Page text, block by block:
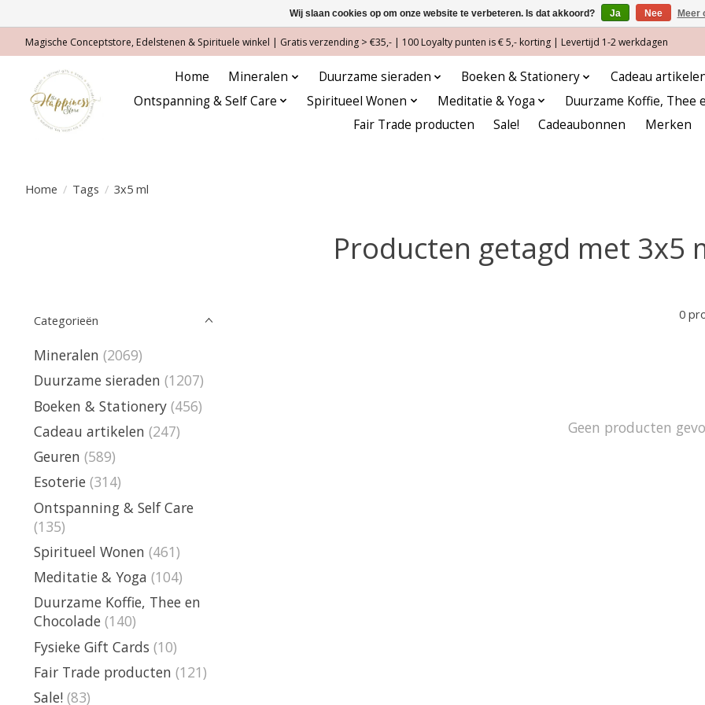
Magische Conceptstore, Edelstenen & Spirituele winkel | Gratis verzending > €35,- | 100 Loyalty punten is € 5,- korting | Levertijd 1-2 werkdagen
Home Mineralen Duurzame sieraden Boeken & Stationery Cadeau
Ontspanning & Self Care
Spiritueel Wonen Meditatie & Yoga Duurzame Koffie, Thee
Fair Trade producten
Sale! Cadeaubonnen Merken
Home / Tags / 3x5 ml
Producten getagd met 3x5
Categorieën
Mineralen (2069)
Duurzame sieraden (1207)
Boeken & Stationery (456)
Cadeau artikelen (247)
Geuren (589)
Esoterie (314)
Ontspanning & Self Care
(135)
Spiritueel Wonen (461)
Meditatie & Yoga (104)
Duurzame Koffie, Thee en
Chocolade (140)
Fysieke Gift Cards (10)
Fair Trade producten (121)
Sale! (83)
0
Geen producten
Wij slaan cookies op om onze website te verbeteren. Is dat akkoord? Ja Nee Meer